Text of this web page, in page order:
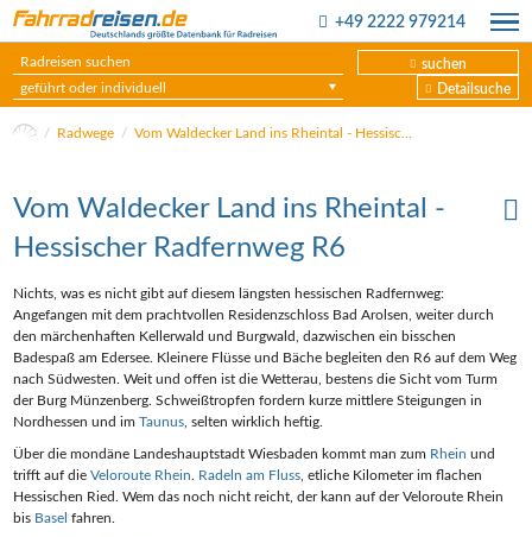
+49 2222 979214
suchen
geführt oder individuell
Detailsuche
Radwege Vom Waldecker Land ins Rheintal - Hessischer Radfernweg R6
Vom Waldecker Land ins Rheintal -
Hessischer Radfernweg R6
Nichts, was es nicht gibt auf diesem längsten hessischen Radfernweg:
Angefangen mit dem prachtvollen Residenzschloss Bad Arolsen, weiter durch
den märchenhaften Kellerwald und Burgwald, dazwischen ein bisschen
Badespaß am Edersee. Kleinere Flüsse und Bäche begleiten den R6 auf dem Weg
nach Südwesten. Weit und offen ist die Wetterau, bestens die Sicht vom Turm
der Burg Münzenberg. Schweißtropfen fordern kurze mittlere Steigungen in
Nordhessen und imTaunus , selten wirklich heftig.
Über die mondäne Landeshauptstadt Wiesbaden kommt man zum Rhein und
trifft auf dieVeloroute Rhein Radeln am Fluss , etliche Kilometer im flachen
Hessischen Ried. Wem das noch nicht reicht, der kann auf der Veloroute Rhein
bis Basel fahren.